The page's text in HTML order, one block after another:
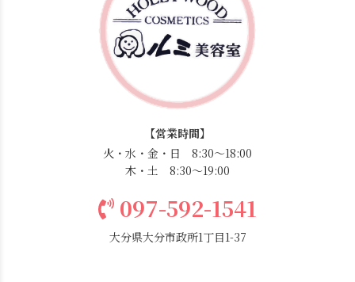
【営業時間】
火・水・金・日 8:30〜18:00
木・土 8:30〜19:00
097-592-1541
大分県大分市政所1丁目1-37